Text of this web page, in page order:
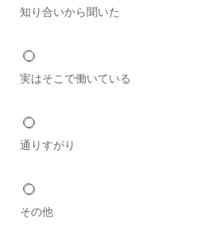
知り合いから聞いた
実はそこで働いている
通りすがり
その他